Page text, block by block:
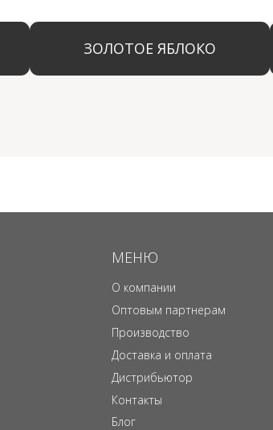
МЕНЮ
О компании
Производство
Оптовым партнерам
Контакты
Дистрибьютор
Доставка и оплата
Блог